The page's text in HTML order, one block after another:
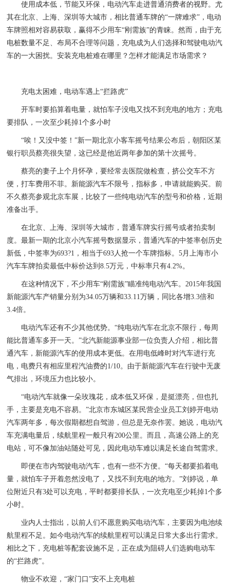
使用成本低，节能又环保，电动汽车走进普通消费者的视野。尤
其在北京、上海、深圳等大城市，相比普通车牌的“一牌难求”，电动
车牌照相对容易获取，赢得不少用车“刚需族”的青睐。然而，由于充
电桩数量不足、布局不合理等问题，充电成为人们选择和驾驶电动汽
车的一大困扰。安装充电桩难在哪里？怎样才能满足市场需求？
充电太困难，电动车遇上“拦路虎”
开车时要掐算着电量，就怕车子没电又找不到充电的地方；充电
要排队，一次至少耗掉1个多小时
“唉！又没中签！”新一期北京小客车摇号结果公布后，朝阳区某
银行职员蔡亮很失望，这已经是他近两年参加的第十次摇号。
蔡亮的妻子上个月怀孕，要经常去医院做检查，挤公交车不方
便，打车费用不菲。新能源汽车不限号，指标多，申请就能购买。前
不久蔡亮参观北京车展，比较了一些纯电动汽车的型号和价格，近期
准备出手。
在北京、上海、深圳等大城市，普通车牌实行摇号或者拍卖制
度。最新一期的北京小汽车摇号数据显示，普通汽车的中签率创历史
新低，中签率为693?1，相当于693人抢一个车牌指标。5月上海市小
汽车车牌拍卖最低中标价达到8.5万元，中标率只有4.2%。
在这种情况下，不少用车“刚需族”瞄准纯电动汽车。2015年我国
新能源汽车产销量分别为34.05万辆和33.11万辆，同比各增3.3倍和
3.4倍。
电动汽车还有不少其他优势。“纯电动汽车在北京不限行，每周
能比普通车多开一天。”北汽新能源事业部一位负责人介绍，相比普
通汽车，新能源汽车的使用成本更低。在用电低峰时对汽车进行充
电，电费只有相应里程汽油费的1/10。由于新能源汽车在行驶中无废
气排出，环境压力也比较小。
“电动汽车就像一朵玫瑰花，成本低又环保，是挺漂亮，但也扎
手，主要是充电不容易。”北京市东城区某民营企业员工刘婷开电动
汽车两年多，每次假期都想自驾游，但总是无奈作罢。她说，电动汽
车充满电量后，续航里程一般只有200公里。而且，高速公路上的充
电站，可不像加油站随处可见，因此电动车难以满足长途自驾需求。
即便在市内驾驶电动汽车，也有一些不方便。“每天都要掐着电
量，就怕车子开着忽然没电了，又找不到充电的地方。”刘婷说，单
位附近只有3处可以充电，平时都要排长队，一次充电至少耗掉1个多
小时。
业内人士指出，以前人们不愿意购买电动汽车，主要因为电池续
航里程不足。如今电动汽车的续航里程可以满足日常大多出行需求。
相比之下，充电桩等配套设施不足，正在成为阻碍人们选购电动车
的“拦路虎”。
物业不欢迎，“家门口”安不上充电桩